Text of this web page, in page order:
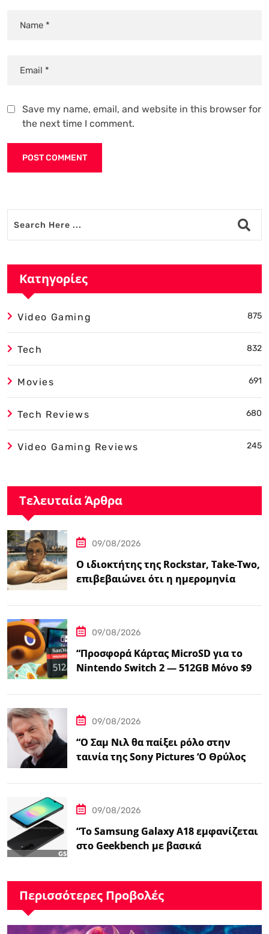
Save my name, email, and website in this browser for
the next time I comment.
Κατηγορίες
Video Gaming 875
Tech 832
Movies 691
Tech Reviews 680
Video Gaming Reviews 245
Τελευταία Άρθρα
09/08/2026
Ο ιδιοκτήτης της Rockstar, Take-Two,
επιβεβαιώνει ότι η ημερομηνία
09/08/2026
“Προσφορά Κάρτας MicroSD για το
Nintendo Switch 2 — 512GB Μόνο $98
09/08/2026
“Ο Σαμ Νιλ θα παίξει ρόλο στην
ταινία της Sony Pictures ‘Ο Θρύλος
09/08/2026
“Το Samsung Galaxy A18 εμφανίζεται
στο Geekbench με βασικά
Περισσότερες Προβολές